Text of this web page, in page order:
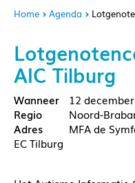
Home Agenda
AIC Tilburg
12
Noord-
MFA de
EC Tilburg